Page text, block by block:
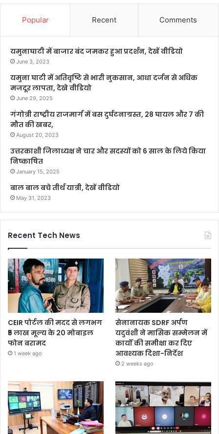
Popular Recent Comments
यमुनाघाटी में बाजार बंद जमकर हुआ प्रदर्शन, देखें वीडियो
June 3, 2023
यमुना घाटी में अतिवृष्टि से भारी नुकसान, आधा दर्जन से अधिक
मजदूर लापता, देखे वीडियो
June 29, 2025
गंगोत्री राष्ट्रीय राजमार्ग में बस दुर्घटनाग्रस्त, 28 घायल और 7 की
मौत की खबर,
August 20, 2023
उत्तरकाशी जिलाध्यक्ष ने चार और सदस्यों को 6 साल के लिये किया
निष्काषित
January 15, 2025
बाल बाल बचे तीर्थ यात्री, देखें वीडियो
May 31, 2023
Recent Tech News
CEIR पोर्टल की मदद से लगभग
₹5 लाख मूल्य के 20 मोबाइल
फोन बरामद
1 week ago
सेनानायक SDRF अर्पण
यदुवंशी ने मासिक सम्मेलन में
कार्यों की समीक्षा कर दिए
आवश्यक दिशा-निर्देश
2 weeks ago